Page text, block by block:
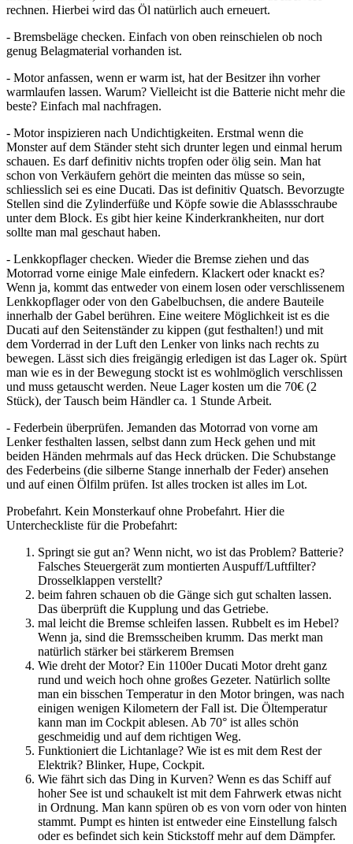
rechnen. Hierbei wird das Öl natürlich auch erneuert.
- Bremsbeläge checken. Einfach von oben reinschielen ob noch
genug Belagmaterial vorhanden ist.
- Motor anfassen, wenn er warm ist, hat der Besitzer ihn vorher
warmlaufen lassen. Warum? Vielleicht ist die Batterie nicht mehr die
beste? Einfach mal nachfragen.
- Motor inspizieren nach Undichtigkeiten. Erstmal wenn die
Monster auf dem Ständer steht sich drunter legen und einmal herum
schauen. Es darf definitiv nichts tropfen oder ölig sein. Man hat
schon von Verkäufern gehört die meinten das müsse so sein,
schliesslich sei es eine Ducati. Das ist definitiv Quatsch. Bevorzugte
Stellen sind die Zylinderfüße und Köpfe sowie die Ablassschraube
unter dem Block. Es gibt hier keine Kinderkrankheiten, nur dort
sollte man mal geschaut haben.
- Lenkkopflager checken. Wieder die Bremse ziehen und das
Motorrad vorne einige Male einfedern. Klackert oder knackt es?
Wenn ja, kommt das entweder von einem losen oder verschlissenem
Lenkkopflager oder von den Gabelbuchsen, die andere Bauteile
innerhalb der Gabel berühren. Eine weitere Möglichkeit ist es die
Ducati auf den Seitenständer zu kippen (gut festhalten!) und mit
dem Vorderrad in der Luft den Lenker von links nach rechts zu
bewegen. Lässt sich dies freigängig erledigen ist das Lager ok. Spürt
man wie es in der Bewegung stockt ist es wohlmöglich verschlissen
und muss getauscht werden. Neue Lager kosten um die 70€ (2
Stück), der Tausch beim Händler ca. 1 Stunde Arbeit.
- Federbein überprüfen. Jemanden das Motorrad von vorne am
Lenker festhalten lassen, selbst dann zum Heck gehen und mit
beiden Händen mehrmals auf das Heck drücken. Die Schubstange
des Federbeins (die silberne Stange innerhalb der Feder) ansehen
und auf einen Ölfilm prüfen. Ist alles trocken ist alles im Lot.
Probefahrt. Kein Monsterkauf ohne Probefahrt. Hier die
Untercheckliste für die Probefahrt:
Springt sie gut an? Wenn nicht, wo ist das Problem? Batterie?
Falsches Steuergerät zum montierten Auspuff/Luftfilter?
Drosselklappen verstellt?
beim fahren schauen ob die Gänge sich gut schalten lassen.
Das überprüft die Kupplung und das Getriebe.
mal leicht die Bremse schleifen lassen. Rubbelt es im Hebel?
Wenn ja, sind die Bremsscheiben krumm. Das merkt man
natürlich stärker bei stärkerem Bremsen
Wie dreht der Motor? Ein 1100er Ducati Motor dreht ganz
rund und weich hoch ohne großes Gezeter. Natürlich sollte
man ein bisschen Temperatur in den Motor bringen, was nach
einigen wenigen Kilometern der Fall ist. Die Öltemperatur
kann man im Cockpit ablesen. Ab 70° ist alles schön
geschmeidig und auf dem richtigen Weg.
Funktioniert die Lichtanlage? Wie ist es mit dem Rest der
Elektrik? Blinker, Hupe, Cockpit.
Wie fährt sich das Ding in Kurven? Wenn es das Schiff auf
hoher See ist und schaukelt ist mit dem Fahrwerk etwas nicht
in Ordnung. Man kann spüren ob es von vorn oder von hinten
stammt. Pumpt es hinten ist entweder eine Einstellung falsch
oder es befindet sich kein Stickstoff mehr auf dem Dämpfer.